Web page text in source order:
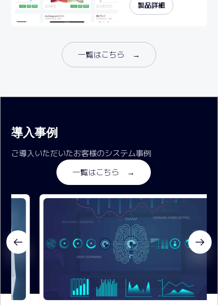
製品詳細
一覧はこちら →
導入事例
ご導入いただいたお客様のシステム事例
一覧はこちら →